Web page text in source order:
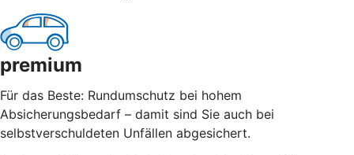
premium
Für das Beste: Rundumschutz bei hohem
Absicherungsbedarf – damit sind Sie auch bei
selbstverschuldeten Unfällen abgesichert.